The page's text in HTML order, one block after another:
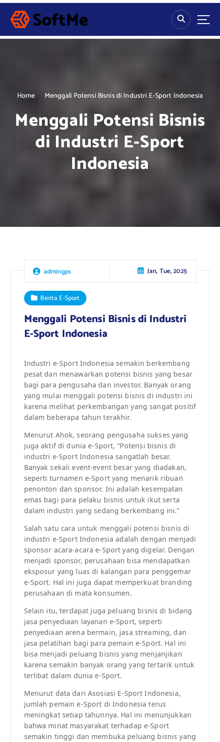
S
p
Home Menggali Potensi Bisnis di Industri E-Sport Indonesia
Menggali Potensi Bisnis
di Industri E-Sport
Indonesia
admingps Jan, Tue, 2025
Berita E-Sport
Menggali Potensi Bisnis di Industri
E-Sport Indonesia
Industri e-Sport Indonesia semakin berkembang
pesat dan menawarkan potensi bisnis yang besar
bagi para pengusaha dan investor. Banyak orang
yang mulai menggali potensi bisnis di industri ini
karena melihat perkembangan yang sangat positif
dalam beberapa tahun terakhir.
Menurut Ahok, seorang pengusaha sukses yang
juga aktif di dunia e-Sport, “Potensi bisnis di
industri e-Sport Indonesia sangatlah besar.
Banyak sekali event-event besar yang diadakan,
seperti turnamen e-Sport yang menarik ribuan
penonton dan sponsor. Ini adalah kesempatan
emas bagi para pelaku bisnis untuk ikut serta
dalam industri yang sedang berkembang ini.”
Salah satu cara untuk menggali potensi bisnis di
industri e-Sport Indonesia adalah dengan menjadi
sponsor acara-acara e-Sport yang digelar. Dengan
menjadi sponsor, perusahaan bisa mendapatkan
eksposur yang luas di kalangan para penggemar
e-Sport. Hal ini juga dapat memperkuat branding
perusahaan di mata konsumen.
Selain itu, terdapat juga peluang bisnis di bidang
jasa penyediaan layanan e-Sport, seperti
penyediaan arena bermain, jasa streaming, dan
jasa pelatihan bagi para pemain e-Sport. Hal ini
bisa menjadi peluang bisnis yang menjanjikan
karena semakin banyak orang yang tertarik untuk
terlibat dalam dunia e-Sport.
Menurut data dari Asosiasi E-Sport Indonesia,
jumlah pemain e-Sport di Indonesia terus
meningkat setiap tahunnya. Hal ini menunjukkan
bahwa minat masyarakat terhadap e-Sport
semakin tinggi dan membuka peluang bisnis yang